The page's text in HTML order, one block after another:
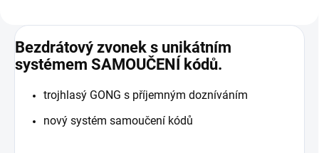
Bezdrátový zvonek s unikátním
systémem SAMOUČENÍ kódů.
trojhlasý GONG s příjemným dozníváním
nový systém samoučení kódů